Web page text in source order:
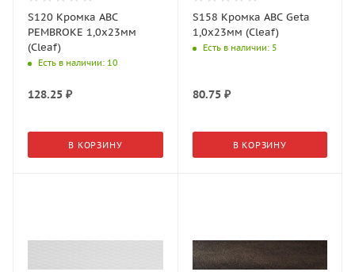
S120 Кромка АВС
PEMBROKE 1,0х23мм
(Cleaf)
Есть в наличии: 10
128.25 ₽
В КОРЗИНУ
S158 Кромка АВС Geta
1,0х23мм (Cleaf)
Есть в наличии: 5
80.75₽
В КОРЗИНУ